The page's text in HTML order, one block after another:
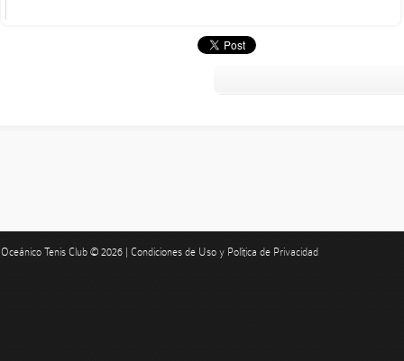
Oceánico Tenis Club © 2026 | Condiciones de Uso y Política de Privacidad